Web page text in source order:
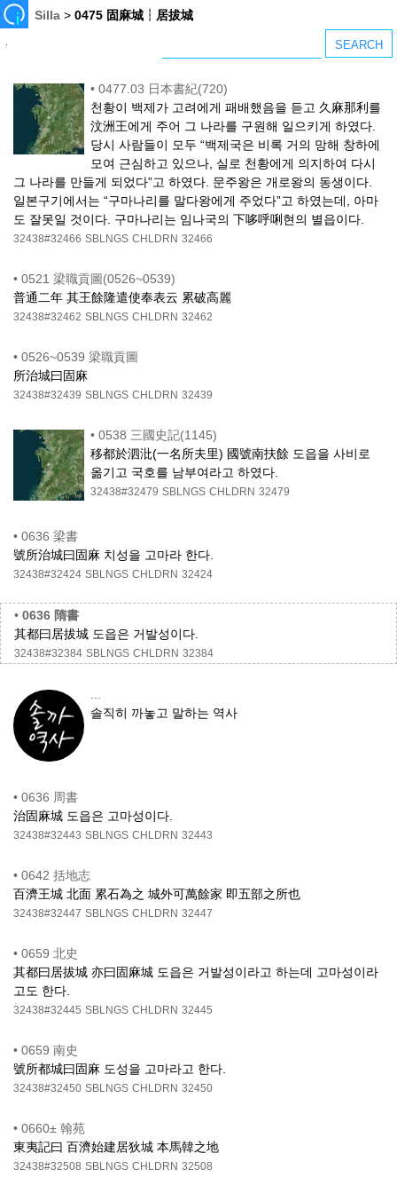
Silla >0475 固麻城┆居拔城
• 0477.03 日本書紀(720)
천황이 백제가 고려에게 패배했음을 듣고 久麻那利를
汶洲王에게 주어 그 나라를 구원해 일으키게 하였다.
당시 사람들이 모두 “백제국은 비록 거의 망해 창하에
모여 근심하고 있으나, 실로 천황에게 의지하여 다시
그 나라를 만들게 되었다”고 하였다. 문주왕은 개로왕의 동생이다.
일본구기에서는 “구마나리를 말다왕에게 주었다”고 하였는데, 아마
도 잘못일 것이다. 구마나리는 임나국의 下哆呼唎현의 별읍이다.
32438#32466 SBLNGS CHLDRN 32466
• 0521 梁職貢圖(0526~0539)
普通二年 其王餘隆遣使奉表云 累破高麗
32438#32462 SBLNGS CHLDRN 32462
• 0526~0539 梁職貢圖
所治城曰固麻
32438#32439 SBLNGS CHLDRN 32439
• 0538 三國史記(1145)
移都於泗沘(一名所夫里) 國號南扶餘 도읍을 사비로
옮기고 국호를 남부여라고 하였다.
32438#32479 SBLNGS CHLDRN 32479
• 0636 梁書
號所治城曰固麻 치성을 고마라 한다.
32438#32424 SBLNGS CHLDRN 32424
• 0636 隋書
其都曰居拔城 도읍은 거발성이다.
32438#32384 SBLNGS CHLDRN 32384
...
솔직히 까놓고 말하는 역사
• 0636 周書
治固麻城 도읍은 고마성이다.
32438#32443 SBLNGS CHLDRN 32443
• 0642 括地志
百濟王城 北面 累石為之 城外可萬餘家 即五部之所也
32438#32447 SBLNGS CHLDRN 32447
• 0659 北史
其都曰居拔城 亦曰固麻城 도읍은 거발성이라고 하는데 고마성이라
고도 한다.
32438#32445 SBLNGS CHLDRN 32445
• 0659 南史
號所都城曰固麻 도성을 고마라고 한다.
32438#32450 SBLNGS CHLDRN 32450
• 0660± 翰苑
東夷記曰 百濟始建居狄城 本馬韓之地
32438#32508 SBLNGS CHLDRN 32508